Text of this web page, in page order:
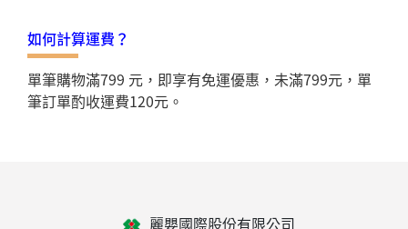
如何計算運費？
單筆購物滿799 元，即享有免運優惠，未滿799元，單
筆訂單酌收運費120元。
麗嬰國際股份有限公司